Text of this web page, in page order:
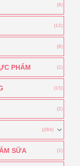
(8)
(12)
(8)
PHẨM (1)
(15)
(2)
(284)
SỮA (1)